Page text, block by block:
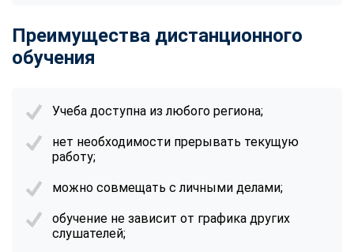
Преимущества дистанционного
обучения
Учеба доступна из любого региона;
нет необходимости прерывать текущую
работу;
можно совмещать с личными делами;
обучение не зависит от графика других
слушателей;